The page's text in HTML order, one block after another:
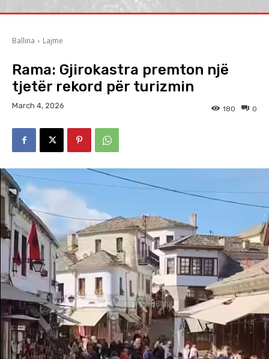
Ballina Lajme
Rama: Gjirokastra premton një
tjetër rekord për turizmin
March 4, 2026 0
180